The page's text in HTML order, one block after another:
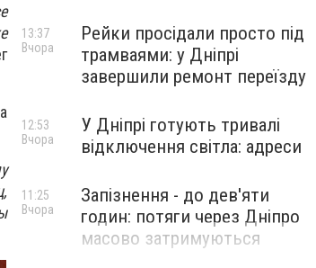
Рейки просідали просто під
трамваями: у Дніпрі
завершили ремонт переїзду
13:37
Вчора
У Дніпрі готують тривалі
відключення світла: адреси
12:53
Вчора
Запізнення - до дев'яти
годин: потяги через Дніпро
масово затримуються
11:25
Вчора